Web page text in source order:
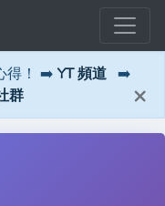
得！ ➡️ YT 頻道 ➡️
群 ×